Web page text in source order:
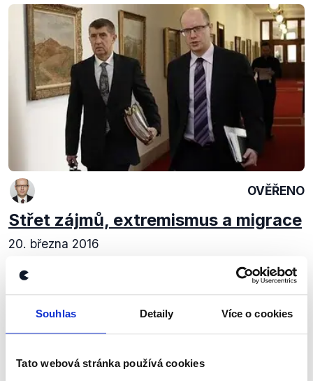
Souhlas Detaily Více o cookies
Tato webová stránka používá cookies
OVĚŘENO
Střet zájmů, extremismus a migrace
20. března 2016
Střet zájmů, extremismus, výsledky vlády či dohoda
Unie s Tureckem ohledně migrační krize. Taková
byla hlavní témata v diskuzi předsedy vlády s
Václavem Moravcem. V čase, kdy v českém...